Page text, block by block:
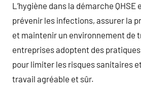
L’hygiène dans la démarche
prévenir les infections, assurer la
et maintenir un environnement de
entreprises adoptent des
pour limiter les risques sanitaires
travail agréable et sûr.